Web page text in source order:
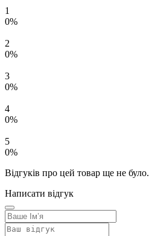
1
0%
2
0%
3
0%
4
0%
5
0%
Відгуків про цей товар ще не було.
Написати відгук